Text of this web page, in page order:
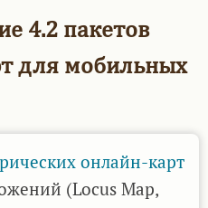
4.2 пакетов
для мобильных
онлайн-карт
(Locus Map,